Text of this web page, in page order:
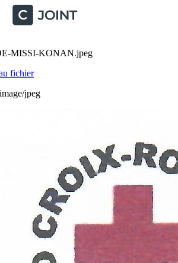
MISSI-KONAN.jpeg
fichier
jpeg